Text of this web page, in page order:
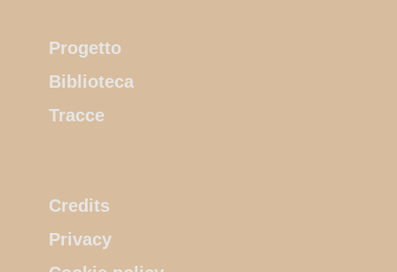
Progetto
Biblioteca
Tracce
Credits
Privacy